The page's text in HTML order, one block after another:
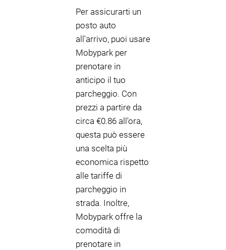
Per assicurarti un
posto auto
all'arrivo, puoi usare
Mobypark per
prenotare in
anticipo il tuo
parcheggio. Con
prezzi a partire da
circa €0.86 all'ora,
questa può essere
una scelta più
economica rispetto
alle tariffe di
parcheggio in
strada. Inoltre,
Mobypark offre la
comodità di
prenotare in